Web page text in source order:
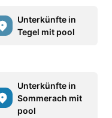
Unterkünfte in
Tegel mit pool
Unterkünfte in
Sommerach mit
pool